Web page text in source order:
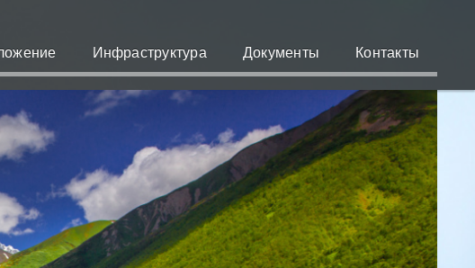
Инфраструктура Документы Контакты